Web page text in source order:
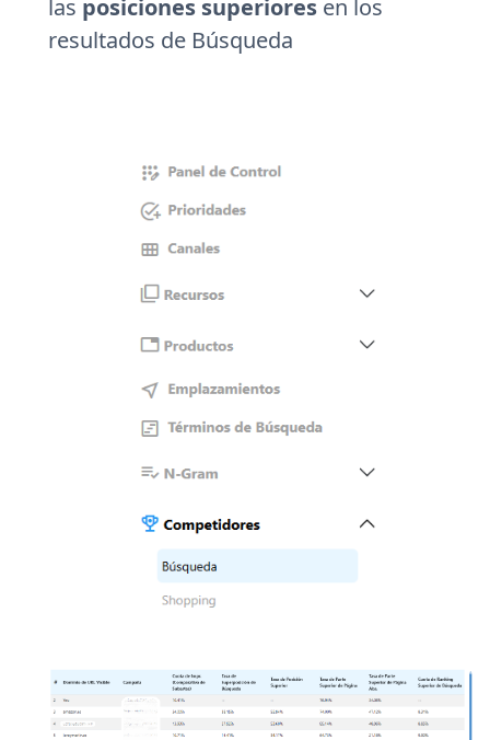
las posiciones superiores en los
resultados de Búsqueda